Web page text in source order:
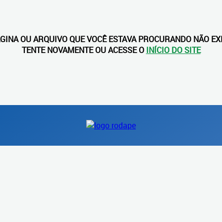
OU ARQUIVO QUE VOCÊ ESTAVA PROCURANDO NÃO
TENTE NOVAMENTE OU ACESSE O INÍCIO DO SITE